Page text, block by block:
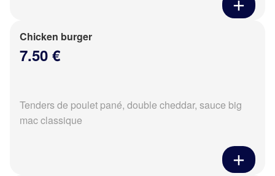
Chicken burger
7.50 €
Tenders de poulet pané, double cheddar, sauce big
mac classique